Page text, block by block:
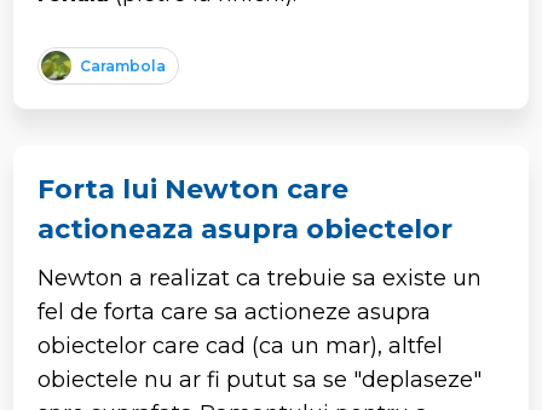
Carambola
Forta lui Newton care
actioneaza asupra obiectelor
Newton a realizat ca trebuie sa existe un
fel de forta care sa actioneze asupra
obiectelor care cad (ca un mar), altfel
obiectele nu ar fi putut sa se "deplaseze"